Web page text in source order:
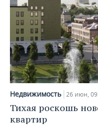
Недвижимость 26 июн,
Тихая роскошь
квартир